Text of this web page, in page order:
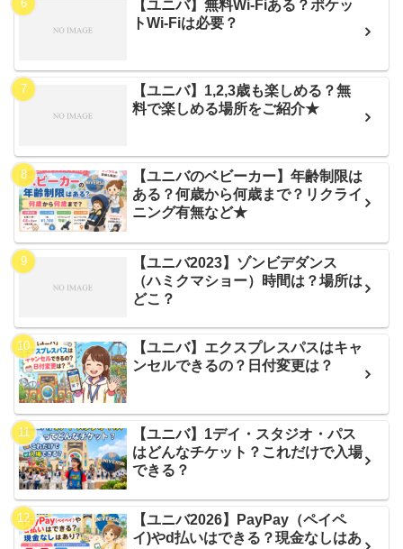
【ユニバ】無料Wi-Fiある？ポケッ
トWi-Fiは必要？
【ユニバ】1,2,3歳も楽しめる？無
料で楽しめる場所をご紹介★
【ユニバのベビーカー】年齢制限は
ある？何歳から何歳まで？リクライ
ニング有無など★
【ユニバ2023】ゾンビデダンス
（ハミクマショー）時間は？場所は
どこ？
【ユニバ】エクスプレスパスはキャ
ンセルできるの？日付変更は？
【ユニバ】1デイ・スタジオ・パス
はどんなチケット？これだけで入場
できる？
【ユニバ2026】PayPay（ペイペ
イ)やd払いはできる？現金なしはあ